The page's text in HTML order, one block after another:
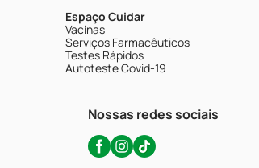
Espaço Cuidar
Vacinas
Serviços Farmacêuticos
Testes Rápidos
Autoteste Covid-19
Nossas redes sociais